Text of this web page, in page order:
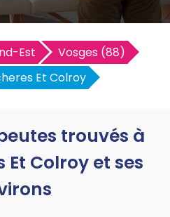
Est
Vosges (88)
Et Colroy
trouvés à
Et Colroy et ses